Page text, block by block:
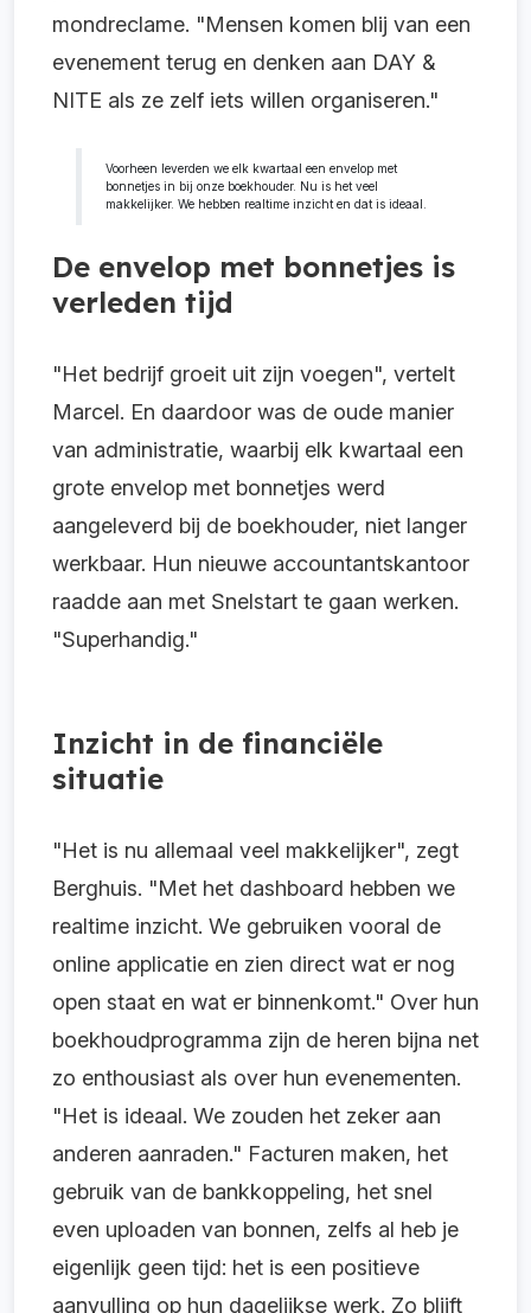
mondreclame. "Mensen komen blij van een
evenement terug en denken aan DAY &
NITE als ze zelf iets willen organiseren."
Voorheen leverden we elk kwartaal een envelop met
bonnetjes in bij onze boekhouder. Nu is het veel
makkelijker. We hebben realtime inzicht en dat is ideaal.
De envelop met bonnetjes is
verleden tijd
"Het bedrijf groeit uit zijn voegen", vertelt
Marcel. En daardoor was de oude manier
van administratie, waarbij elk kwartaal een
grote envelop met bonnetjes werd
aangeleverd bij de boekhouder, niet langer
werkbaar. Hun nieuwe accountantskantoor
raadde aan met Snelstart te gaan werken.
"Superhandig."
Inzicht in de financiële
situatie
"Het is nu allemaal veel makkelijker", zegt
Berghuis. "Met het dashboard hebben we
realtime inzicht. We gebruiken vooral de
online applicatie en zien direct wat er nog
open staat en wat er binnenkomt." Over hun
boekhoudprogramma zijn de heren bijna net
zo enthousiast als over hun evenementen.
"Het is ideaal. We zouden het zeker aan
anderen aanraden." Facturen maken, het
gebruik van de bankkoppeling, het snel
even uploaden van bonnen, zelfs al heb je
eigenlijk geen tijd: het is een positieve
aanvulling op hun dagelijkse werk. Zo blijft